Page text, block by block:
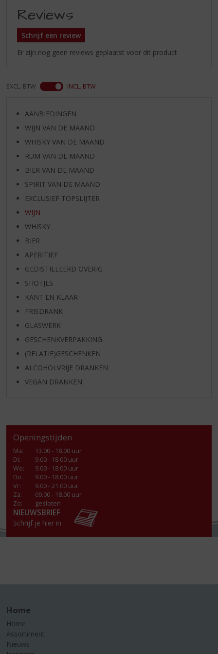
Reviews
Schrijf een review
Er zijn nog geen reviews geplaatst voor dit product
EXCL. BTW INCL. BTW
AANBIEDINGEN
WIJN VAN DE MAAND
WHISKY VAN DE MAAND
RUM VAN DE MAAND
BIER VAN DE MAAND
SPIRIT VAN DE MAAND
EXCLUSIEF TOPSLIJTER
WIJN
WHISKY
BIER
APERITIEF
GEDISTILLEERD OVERIG
SHOTJES
KANT EN KLAAR
FRISDRANK
GLASWERK
GESCHENKVERPAKKING
(RELATIE)GESCHENKEN
ALCOHOLVRIJE DRANKEN
VEGAN DRANKEN
Openingstijden
Ma:
13.00 - 18.00 uur
Di:
9.00 - 18.00 uur
Wo:
9.00 - 18.00 uur
Do:
9.00 - 18.00 uur
Vr:
9.00 - 21.00 uur
Za:
09.00 - 18.00 uur
Zo:
gesloten
NIEUWSBRIEF
Schrijf je hier in
Home
Home
Assortiment
Nieuws